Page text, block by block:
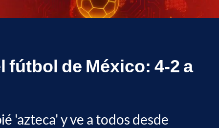
fútbol de México: 4-2 a
'azteca' y ve a todos desde